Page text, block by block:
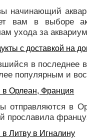
начинающий
вам в выборе
ухода за
с доставкой на
в последнее
популярным и
в Орлеан, Франция
отправляются в
прославила
Литву в Игналину